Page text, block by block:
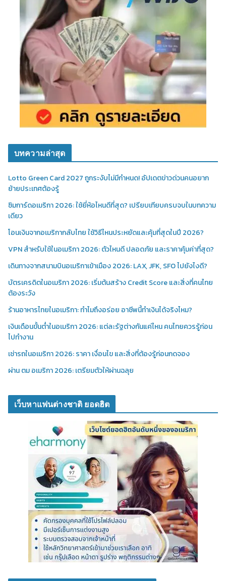
บทความล่าสุด
Lotto Green Card 2027 ถูกระงับไม่มีกำหนด! อัปเดตข่าวด่วนคนอยาก
ย้ายประเทศต้องรู้
ซิมการ์ดอเมริกา 2026: ใช้ยี่ห้อไหนดีที่สุด? เปรียบเทียบครบจบในบทความ
เดียว
โอนเงินจากอเมริกากลับไทย ใช้วิธีไหนประหยัดและคุ้มที่สุดในปี 2026?
VPN สำหรับใช้ในอเมริกา 2026: ตัวไหนดี ปลอดภัย และราคาคุ้มค่าที่สุด?
เดินทางจากสนามบินอเมริกาเข้าเมือง 2026: LAX, JFK, SFO ไปยังไงดี?
บัตรเครดิตในอเมริกา 2026: เริ่มต้นสร้าง Credit Score และสิ่งที่คนไทย
ต้องระวัง
ร้านอาหารไทยในอเมริกา: ทำไมถึงอร่อย อาชีพนี้ทำเงินได้จริงไหม?
เงินเดือนขั้นต่ำในอเมริกา 2026: แต่ละรัฐต่างกันแค่ไหน คนไทยควรรู้ก่อน
ไปทำงาน
เช่ารถในอเมริกา 2026: ราคา เงื่อนไข และสิ่งที่ต้องรู้ก่อนกดจอง
ผ่าน ตม อเมริกา 2026: เตรียมตัวให้ผ่านฉลุย
เว็บหาแฟนต่างชาติ ยอดฮิต